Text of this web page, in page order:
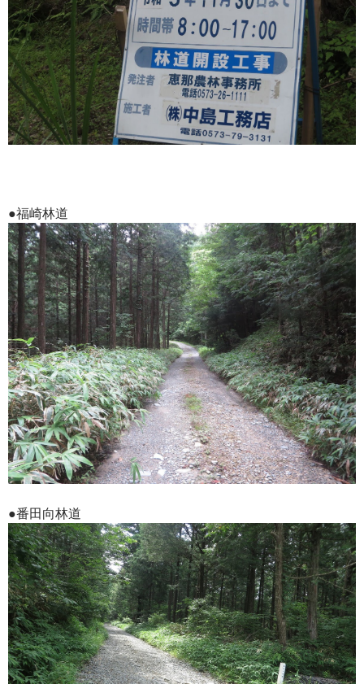
●福崎林道
●番田向林道